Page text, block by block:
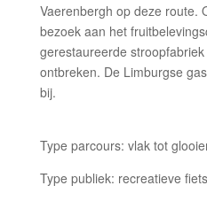
Vaerenbergh op deze route.
bezoek aan het
gerestaureerde stroopfabri
ontbreken. De Limburgse
bij.
Type parcours: vlak tot
Type publiek: recreatieve